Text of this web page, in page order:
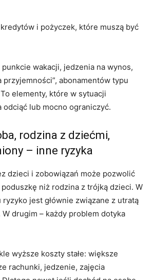
i pożyczek, które muszą być
wakacji, jedzenia na wynos,
przyjemności”, abonamentów typu
To elementy, które w sytuacji
odciąć lub mocno ograniczyć.
rodzina z dziećmi,
– inne ryzyka
dzieci i zobowiązań może pozwolić
niż rodzina z trójką dzieci. W
jest głównie związane z utratą
drugim – każdy problem dotyka
wyższe koszty stałe: większe
rachunki, jedzenie, zajęcia